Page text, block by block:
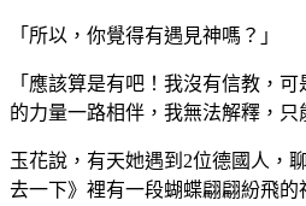
「所以，你覺得有遇見神嗎？」
「應該算是有吧！我沒有信教，
的力量一路相伴，我無法解釋，只
玉花說，有天她遇到2位德國人，
去一下》裡有一段蝴蝶翩翩紛飛